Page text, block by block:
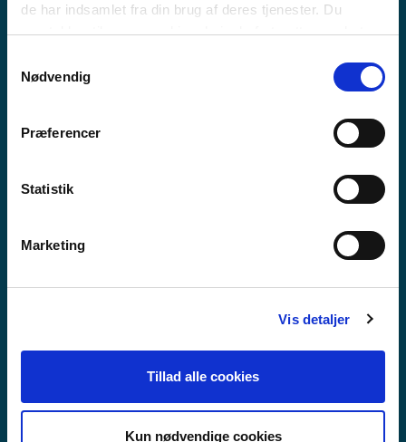
de har indsamlet fra din brug af deres tjenester. Du
samtykker til vores cookies, hvis du fortsætter med at
Nødvendig
Præferencer
Statistik
Marketing
Vis detaljer
Tillad alle cookies
Kun nødvendige cookies
GRUNNSKÓLI
FRAMHALDSSKÓLABRAUT